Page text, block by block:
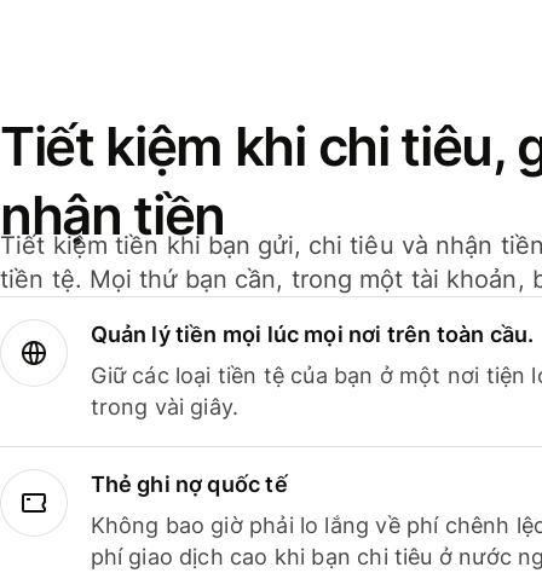
Tiết kiệm khi chi tiêu,
nhận tiền
Tiết kiệm tiền khi bạn gửi, chi tiêu và nhận
tiền tệ. Mọi thứ bạn cần, trong một tài khoản,
Quản lý tiền mọi lúc mọi nơi trên toàn cầu.
Giữ các loại tiền tệ của bạn ở một nơi tiện
trong vài giây.
Thẻ ghi nợ quốc tế
Không bao giờ phải lo lắng về phí chênh
phí giao dịch cao khi bạn chi tiêu ở nước